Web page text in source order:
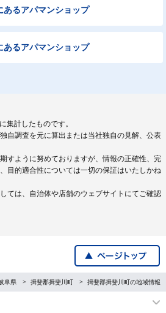
あるアパマンショップ
あるアパマンショップ
集計したものです。
自調査を元に算出または当社独自の見解、公表
すように努めておりますが、情報の正確性、完
目的適合性については一切の保証はいたしかね
ては、自治体や店舗のウェブサイトにてご確認
阜県 揖斐郡揖斐川町 揖斐郡揖斐川町の地域情報